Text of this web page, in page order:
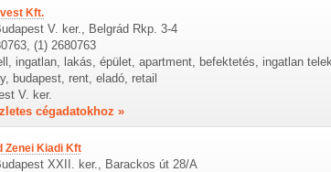
Kft.
V. ker., Belgrád Rkp. 3-4
(1) 2680763
ingatlan, lakás, épület, apartment, befektetés, ingatlan
budapest, rent, eladó, retail
V. ker.
cégadatokhoz »
Zenei Kiadi Kft
XXII. ker., Barackos út 28/A